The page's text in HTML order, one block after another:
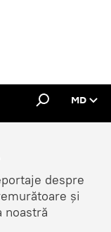
MD
despre
și
noastră